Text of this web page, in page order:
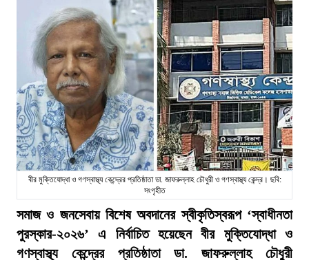
বীর মুক্তিযোদ্ধা ও গণস্বাস্থ্য কেন্দ্রের প্রতিষ্ঠাতা ডা. জাফরুল্লাহ চৌধুরী ও গণস্বাস্থ্য কেন্দ্র। ছবি:
সংগৃহীত
সমাজ ও জনসেবায় বিশেষ অবদানের স্বীকৃতিস্বরূপ ‘স্বাধীনতা
পুরস্কার-২০২৬’ এ নির্বাচিত হয়েছেন বীর মুক্তিযোদ্ধা ও
গণস্বাস্থ্য কেন্দ্রের প্রতিষ্ঠাতা ডা. জাফরুল্লাহ চৌধুরী